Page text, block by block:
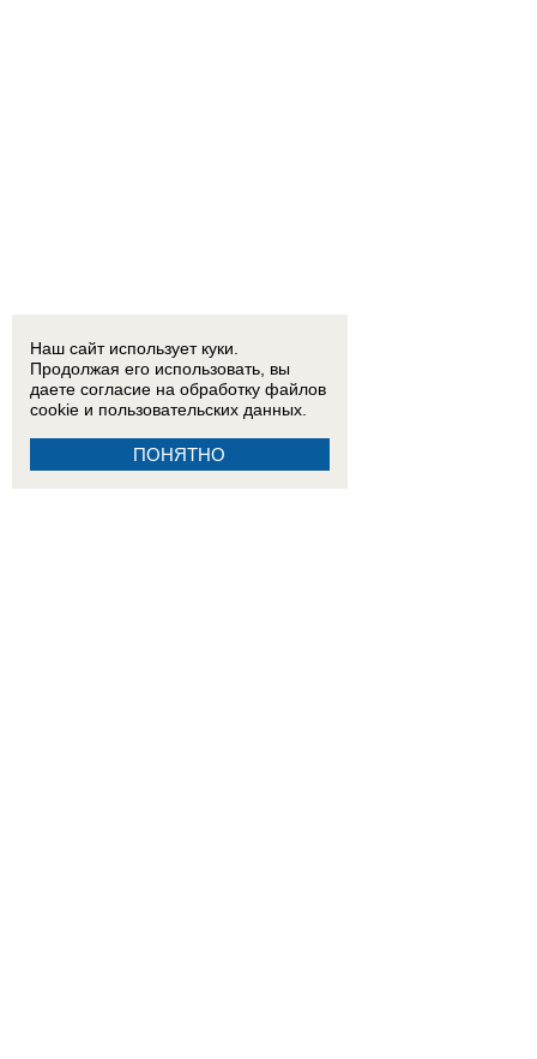
Наш сайт использует куки.
Продолжая его использовать, вы
даете согласие на обработку файлов
cookie и пользовательских данных.
ПОНЯТНО